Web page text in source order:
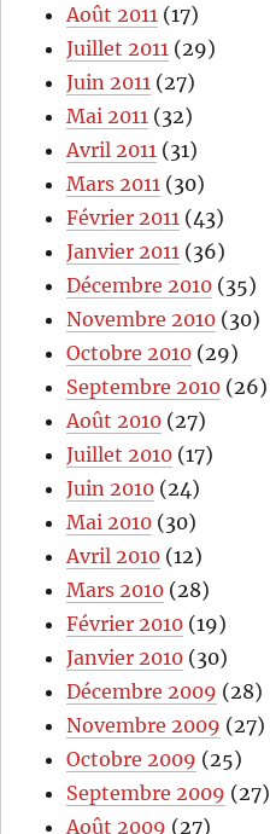
Août 2011 (17)
Juillet 2011 (29)
Juin 2011 (27)
Mai 2011 (32)
Avril 2011 (31)
Mars 2011 (30)
Février 2011 (43)
Janvier 2011 (36)
Décembre 2010 (35)
Novembre 2010 (30)
Octobre 2010 (29)
Septembre 2010 (26)
Août 2010 (27)
Juillet 2010 (17)
Juin 2010 (24)
Mai 2010 (30)
Avril 2010 (12)
Mars 2010 (28)
Février 2010 (19)
Janvier 2010 (30)
Décembre 2009 (28)
Novembre 2009 (27)
Octobre 2009 (25)
Septembre 2009 (27)
Août 2009 (27)